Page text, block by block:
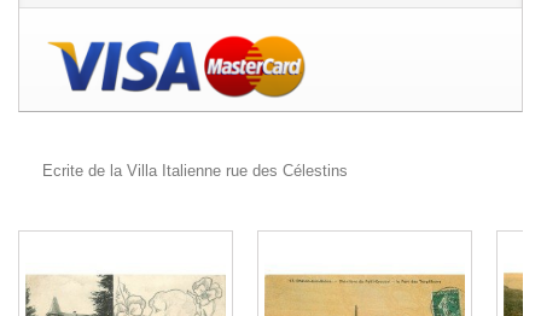
Ecrite de la Villa Italienne rue des Célestins